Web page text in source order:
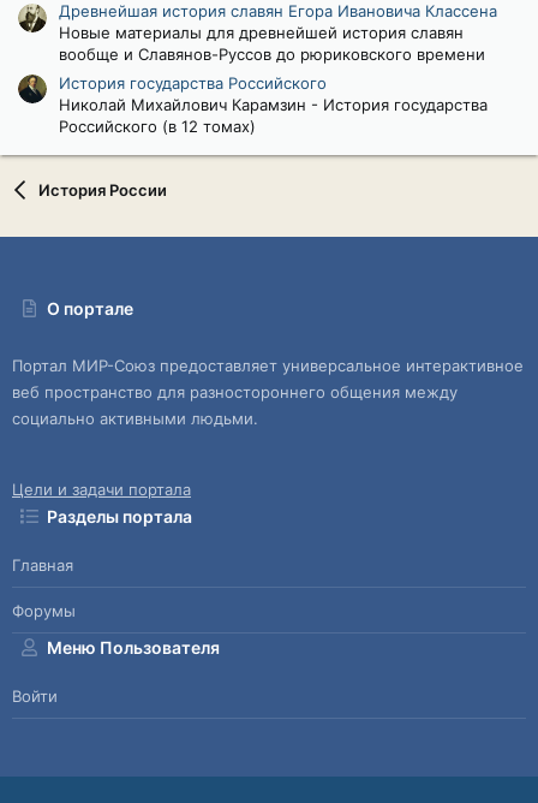
в
ё
з
Древнейшая история славян Егора Ивановича Классена
Новые материалы для древнейшей история славян
вообще и Славянов-Руссов до рюриковского времени
История государства Российского
Николай Михайлович Карамзин - История государства
Российского (в 12 томах)
История России
О портале
Портал МИР-Союз предоставляет универсальное интерактивное
веб пространство для разностороннего общения между
социально активными людьми.
Цели и задачи портала
Разделы портала
Главная
Форумы
Меню Пользователя
Войти